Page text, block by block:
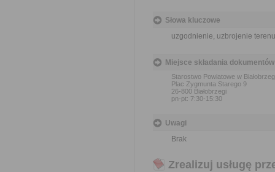
Słowa kluczowe
uzgodnienie, uzbrojenie terenu
Miejsce składania dokumentów
Starostwo Powiatowe w
Plac Zygmunta Starego 9
26-800 Białobrzegi
pn-pt: 7:30-15:30
Uwagi
Brak
Zrealizuj usługę